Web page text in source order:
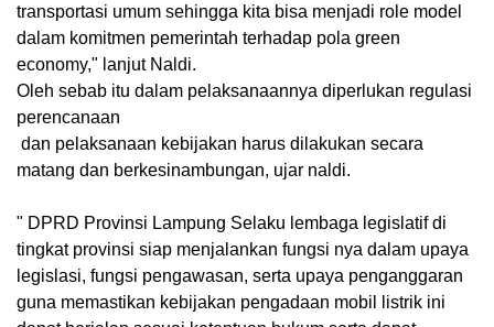
transportasi umum sehingga kita bisa menjadi role model
dalam komitmen pemerintah terhadap pola green
economy," lanjut Naldi.
Oleh sebab itu dalam pelaksanaannya diperlukan regulasi
perencanaan
dan pelaksanaan kebijakan harus dilakukan secara
matang dan berkesinambungan, ujar naldi.
" DPRD Provinsi Lampung Selaku lembaga legislatif di
tingkat provinsi siap menjalankan fungsi nya dalam upaya
legislasi, fungsi pengawasan, serta upaya penganggaran
guna memastikan kebijakan pengadaan mobil listrik ini